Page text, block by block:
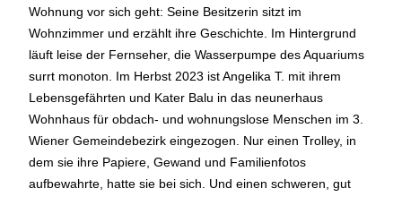
Wohnung vor sich geht: Seine Besitzerin sitzt im
Wohnzimmer und erzählt ihre Geschichte. Im Hintergrund
läuft leise der Fernseher, die Wasserpumpe des Aquariums
surrt monoton. Im Herbst 2023 ist Angelika T. mit ihrem
Lebensgefährten und Kater Balu in das neunerhaus
Wohnhaus für obdach- und wohnungslose Menschen im 3.
Wiener Gemeindebezirk eingezogen. Nur einen Trolley, in
dem sie ihre Papiere, Gewand und Familienfotos
aufbewahrte, hatte sie bei sich. Und einen schweren, gut